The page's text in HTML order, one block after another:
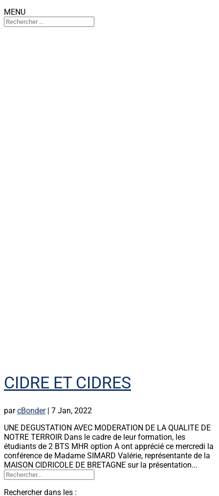
MENU
CIDRE ET CIDRES
parcBonder| 7 Jan, 2022
UNE DEGUSTATION AVEC MODERATION DE LA QUALITE DE
NOTRE TERROIR Dans le cadre de leur formation, les
étudiants de 2 BTS MHR option A ont apprécié ce mercredi la
conférence de Madame SIMARD Valérie, représentante de la
MAISON CIDRICOLE DE BRETAGNE sur la présentation...
Rechercher dans les :